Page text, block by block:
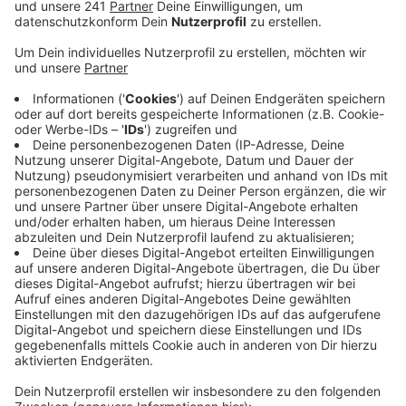
2011 wurde die letzte Studie zu dem Bauvorhaben in
Auftrag gegeben – doch in zehn Jahren hat sich viel
getan, so die SPD. Immer noch im selben, maroden
Zustand ist der Kreisverkehr Küppersteg. Er soll ab
frühestens 2023 instand gesetzt werden. Genug Zeit,
um sich den Europaring nochmal genau anzuschauen
und die Pläne anzupassen, so die SPD. Auch die Frage,
welche Auswirkungen ein Tunnel im Bereich
Küppersteg auf eine mögliche Stadtbahnlinie haben
könnte, müsse beantwortet werden. Die Studie soll,
wenn es nach der SPD geht, noch in dieser
Jahreshälfte in Auftrag gegeben werden und bis